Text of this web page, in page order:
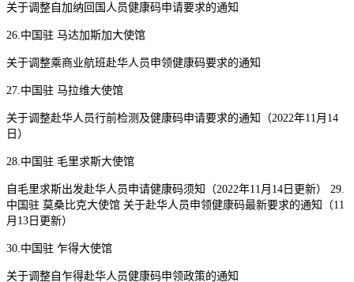
关于调整自加纳回国人员健康码申请要求的通知
26.中国驻 马达加斯加大使馆
关于调整乘商业航班赴华人员申领健康码要求的通知
27.中国驻 马拉维大使馆
关于调整赴华人员行前检测及健康码申请要求的通知（2022年11月14
日）
28.中国驻 毛里求斯大使馆
自毛里求斯出发赴华人员申请健康码须知（2022年11月14日更新） 29.
中国驻 莫桑比克大使馆 关于赴华人员申领健康码最新要求的通知（11
月13日更新）
30.中国驻 乍得大使馆
关于调整自乍得赴华人员健康码申领政策的通知